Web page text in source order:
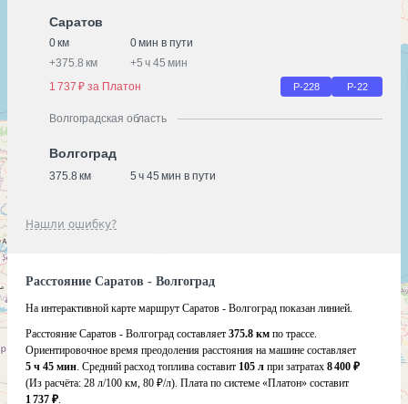
Саратов
0 км
0 мин в пути
+375.8 км +5 ч 45 мин
1 737 ₽ за Платон
Р-228 Р-22
Волгоградская область
Волгоград
375.8 км 5 ч 45 мин в пути
Нашли ошибку?
Расстояние Саратов - Волгоград
На интерактивной карте маршрут Саратов - Волгоград показан линией.
Расстояние Саратов - Волгоград составляет 375.8 км по трассе.
Ориентировочное время преодоления расстояния на машине составляет
5 ч 45 мин. Средний расход топлива составит 105 л при затратах 8 400 ₽
(Из расчёта: 28 л/100 км, 80 ₽/л). Плата по системе «Платон» составит
1 737 ₽.